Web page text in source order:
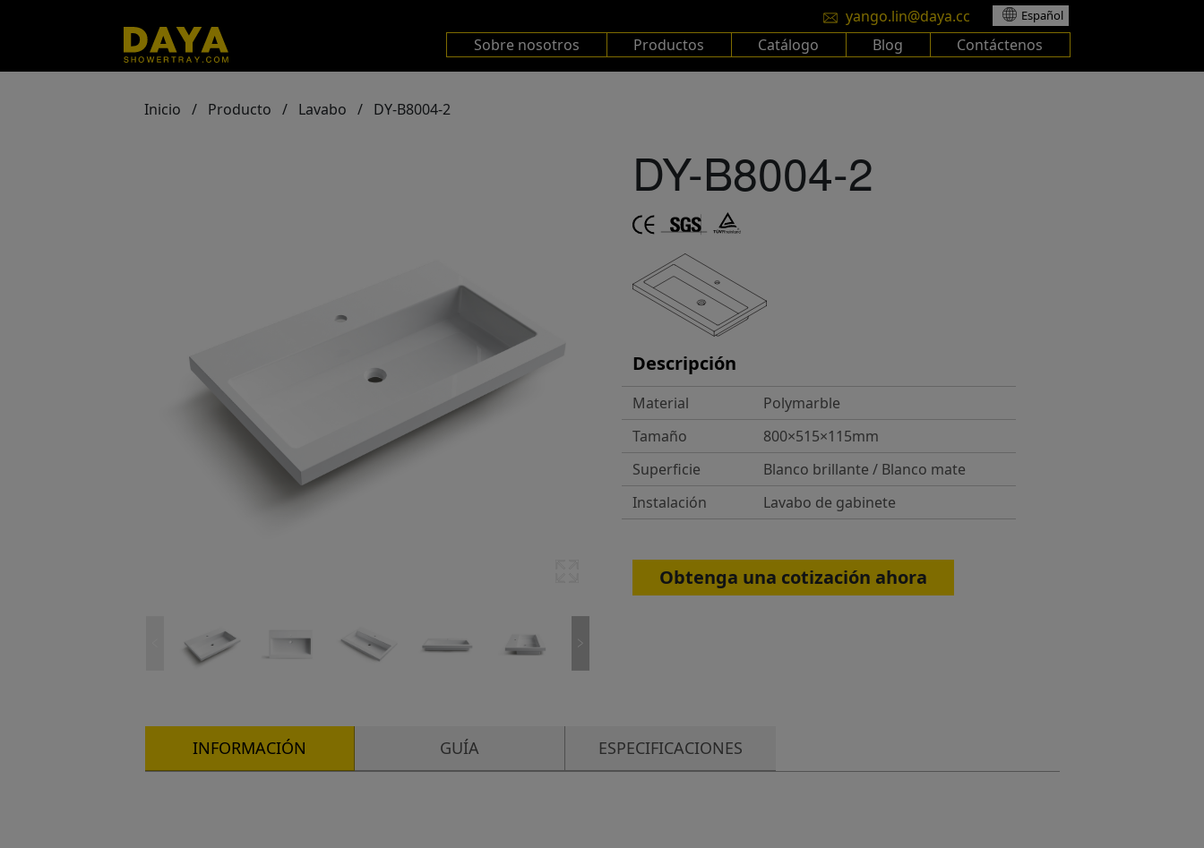
yango.lin@daya.cc Español
Sobre nosotros Productos Catálogo Blog Contáctenos
Inicio / Producto / Lavabo / DY-B8004-2
DY-B8004-2
Descripción
Material
Polymarble
Tamaño
800×515×115mm
Superficie
Blanco brillante / Blanco mate
Instalación
Lavabo de gabinete
Obtenga una cotización ahora
INFORMACIÓN GUÍA ESPECIFICACIONES